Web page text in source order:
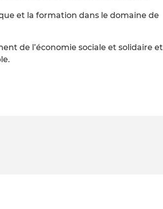
et la formation dans le domaine de
de l’économie sociale et solidaire et